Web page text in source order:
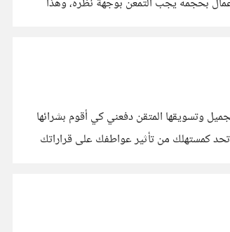
وتسويقها المتقن دفعني كي أقوم بشرائها
تحد كمستهلك من تأثير عواطفك على قراراتك